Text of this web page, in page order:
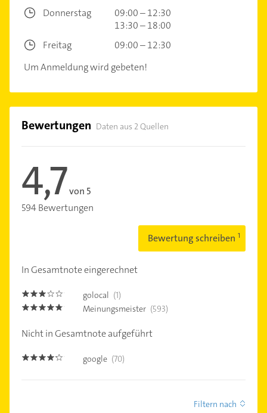
Donnerstag
09:00 – 12:30
13:30 – 18:00
Freitag
09:00 – 12:30
Um Anmeldung wird gebeten!
Bewertungen Daten aus 2 Quellen
4,7von 5
594 Bewertungen
Bewertung schreiben
In Gesamtnote eingerechnet
3.0 golocal (1)
4.7000003 Meinungsmeister (593)
Nicht in Gesamtnote aufgeführt
4.1 google (70)
Filtern nach